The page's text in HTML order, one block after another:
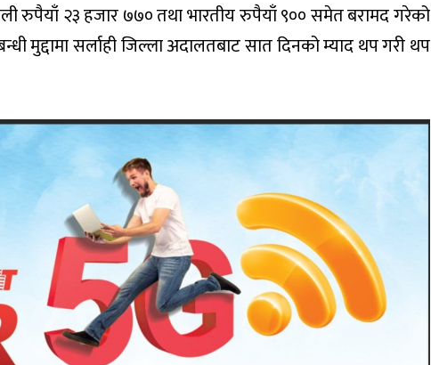
रुपैयाँ २३ हजार ७७० तथा भारतीय रुपैयाँ ९०० समेत बरामद गरेको
मुद्दामा सर्लाही जिल्ला अदालतबाट सात दिनको म्याद थप गरी थप